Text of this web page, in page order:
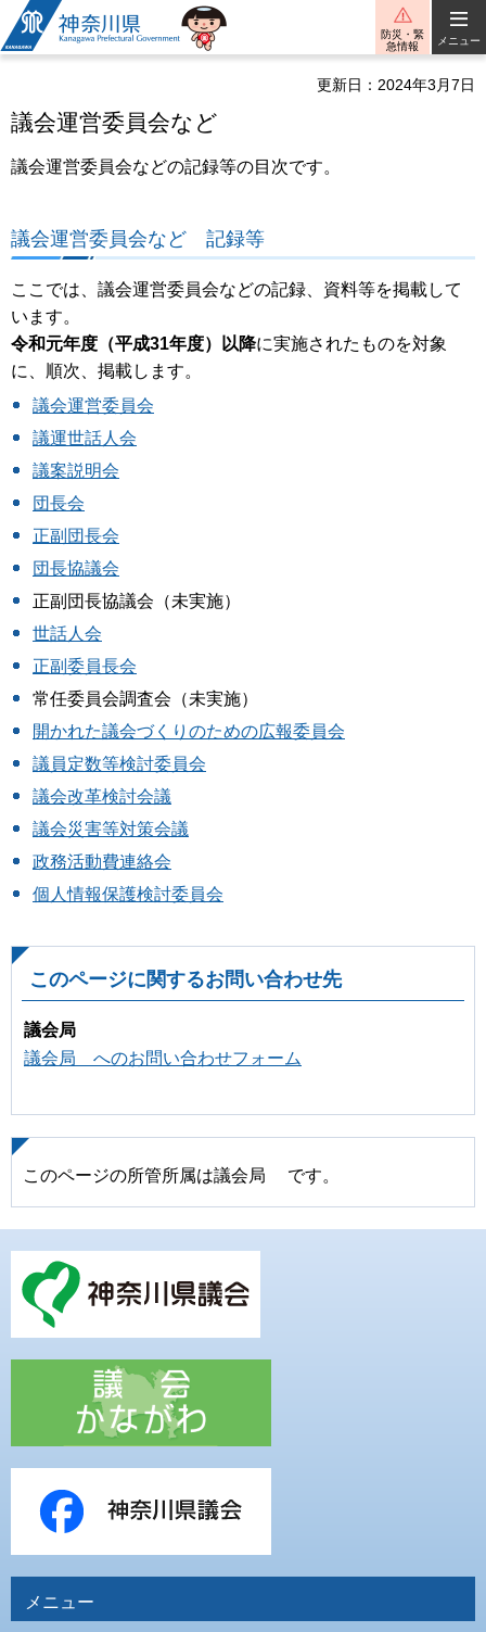
神奈川県
防災・緊
急情報
メニュー
更新日：2024年3月7日
議会運営委員会など
議会運営委員会などの記録等の目次です。
議会運営委員会など 記録等
ここでは、議会運営委員会などの記録、資料等を掲載して
います。
令和元年度（平成31年度）以降に実施されたものを対象
に、順次、掲載します。
議会運営委員会
議運世話人会
議案説明会
団長会
正副団長会
団長協議会
正副団長協議会（未実施）
世話人会
正副委員長会
常任委員会調査会（未実施）
開かれた議会づくりのための広報委員会
議員定数等検討委員会
議会改革検討会議
議会災害等対策会議
政務活動費連絡会
個人情報保護検討委員会
このページに関するお問い合わせ先
議会局
議会局 へのお問い合わせフォーム
このページの所管所属は議会局 です。
メニュー